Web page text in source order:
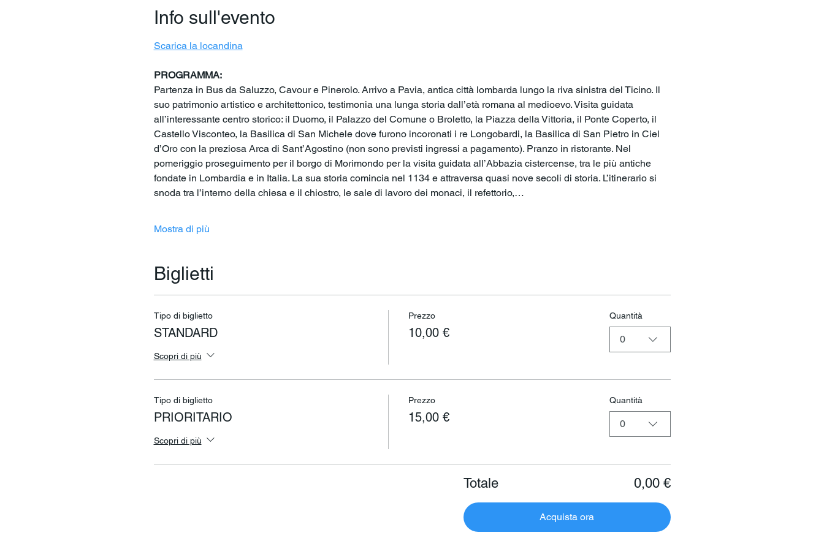
Info sull'evento
Scarica la locandina
PROGRAMMA:
Partenza in Bus da Saluzzo, Cavour e Pinerolo. Arrivo a Pavia, antica città lombarda lungo la riva sinistra del Ticino. Il
suo patrimonio artistico e architettonico, testimonia una lunga storia dall’età romana al medioevo. Visita guidata
all’interessante centro storico: il Duomo, il Palazzo del Comune o Broletto, la Piazza della Vittoria, il Ponte Coperto, il
Castello Visconteo, la Basilica di San Michele dove furono incoronati i re Longobardi, la Basilica di San Pietro in Ciel
d’Oro con la preziosa Arca di Sant’Agostino (non sono previsti ingressi a pagamento). Pranzo in ristorante. Nel
pomeriggio proseguimento per il borgo di Morimondo per la visita guidata all’Abbazia cistercense, tra le più antiche
fondate in Lombardia e in Italia. La sua storia comincia nel 1134 e attraversa quasi nove secoli di storia. L’itinerario si
snoda tra l’interno della chiesa e il chiostro, le sale di lavoro dei monaci, il refettorio,…
Mostra di più
Biglietti
Tipo di biglietto
STANDARD
Scopri di più
Prezzo
10,00 €
Quantità
0
Tipo di biglietto
PRIORITARIO
Scopri di più
Prezzo
15,00 €
Quantità
0
Totale 0,00 €
Acquista ora